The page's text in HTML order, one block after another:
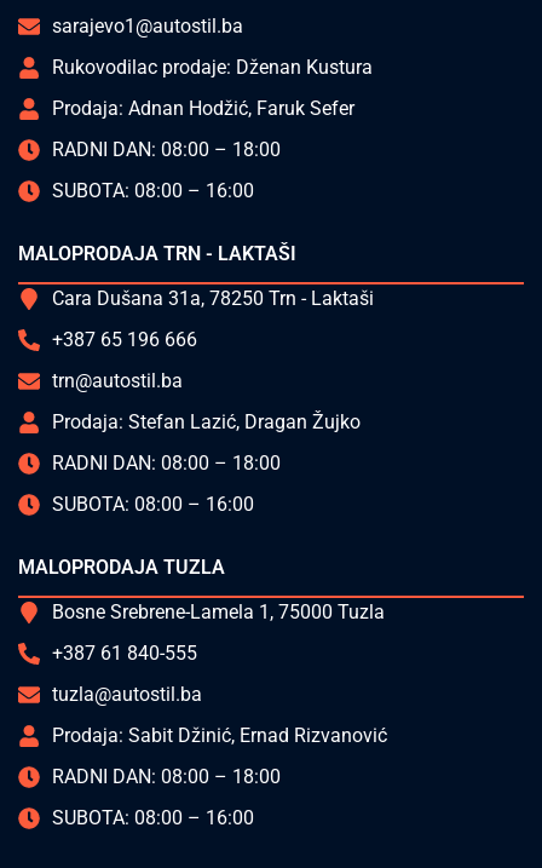
sarajevo1@autostil.ba
Rukovodilac prodaje: Dženan Kustura
Prodaja: Adnan Hodžić, Faruk Sefer
RADNI DAN: 08:00 – 18:00
SUBOTA: 08:00 – 16:00
MALOPRODAJA TRN - LAKTAŠI
Cara Dušana 31a, 78250 Trn - Laktaši
+387 65 196 666
trn@autostil.ba
Prodaja: Stefan Lazić, Dragan Žujko
RADNI DAN: 08:00 – 18:00
SUBOTA: 08:00 – 16:00
MALOPRODAJA TUZLA
Bosne Srebrene-Lamela 1, 75000 Tuzla
+387 61 840-555
tuzla@autostil.ba
Prodaja: Sabit Džinić, Ernad Rizvanović
RADNI DAN: 08:00 – 18:00
SUBOTA: 08:00 – 16:00